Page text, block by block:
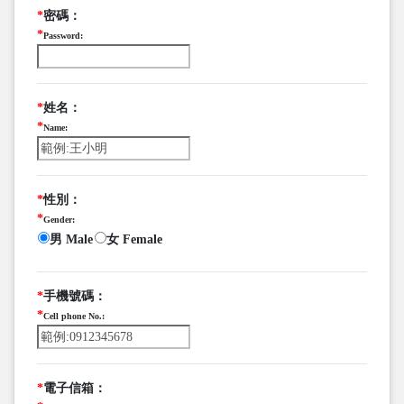
*密碼：
*Password:
*姓名：
*Name:
*性別：
*Gender:
男 Male 女 Female
*手機號碼：
*Cell phone No.:
*電子信箱：